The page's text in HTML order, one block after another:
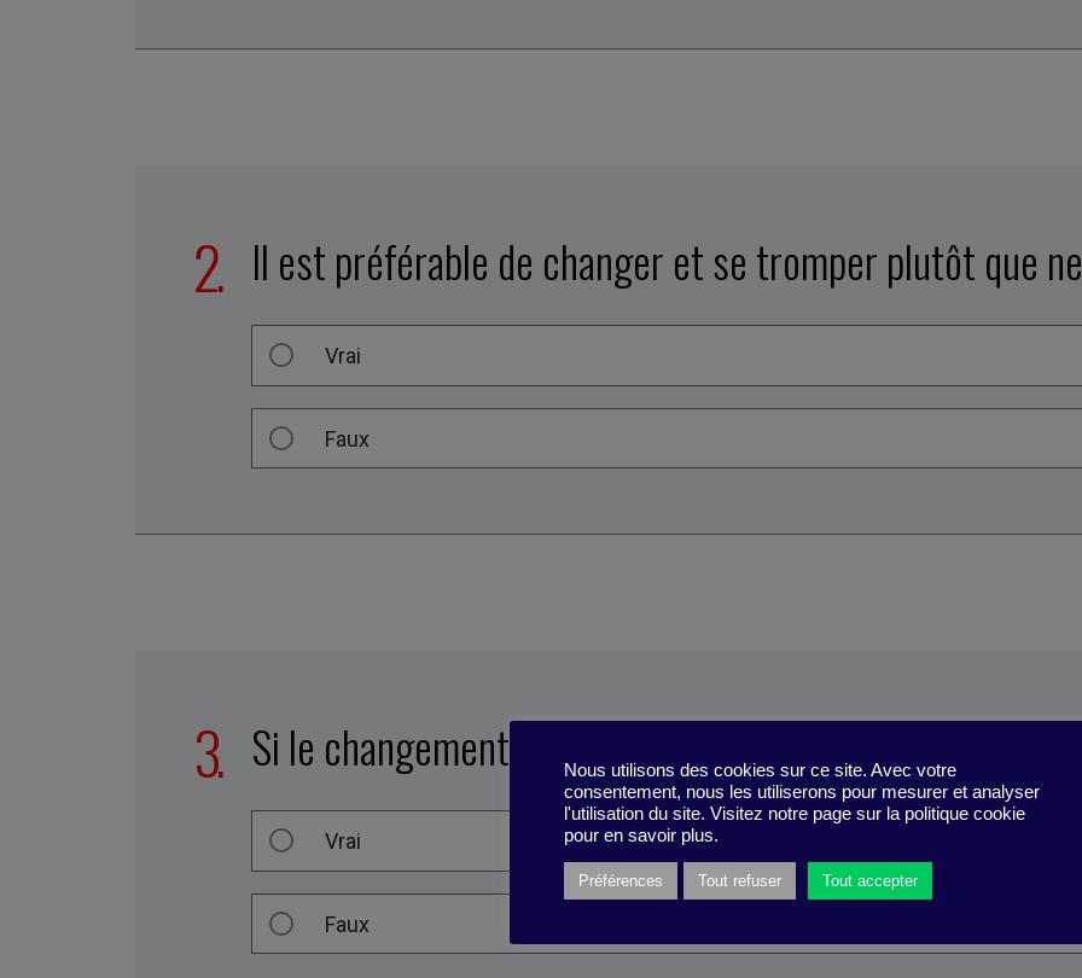
Il est préférable de changer et se tromper plutôt que
Vrai
Faux
Si le changement est bien conduit, nul ne ressent
Vrai
Faux
Nous utilisons des cookies sur ce site. Avec votre
consentement, nous les utiliserons pour mesurer et analyser
l'utilisation du site. Visitez notre page sur la politique cookie
pour en savoir plus.
Préférences Tout refuser Tout accepter